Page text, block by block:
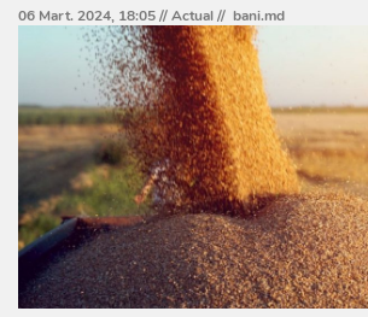
06 Mart. 2024, 18:05 //Actual// bani.md